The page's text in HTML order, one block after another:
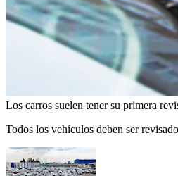
Los carros suelen tener su primera
Todos los vehículos deben ser